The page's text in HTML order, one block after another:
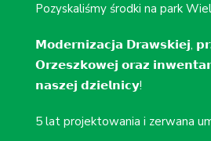
Pozyskaliśmy środki na park
𝗠𝗼𝗱𝗲𝗿𝗻𝗶𝘇𝗮𝗰𝗷𝗮 𝗗𝗿𝗮𝘄𝘀𝗸𝗶𝗲𝗷,
𝗢𝗿𝘇𝗲𝘀𝘇𝗸𝗼𝘄𝗲𝗷 𝗼𝗿𝗮𝘇
𝗻𝗮𝘀𝘇𝗲𝗷 𝗱𝘇𝗶𝗲𝗹𝗻𝗶𝗰𝘆!
5 lat projektowania i zerwana